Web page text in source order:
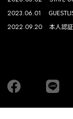
2023.06.01
2022.09.20 本人認
Facebook